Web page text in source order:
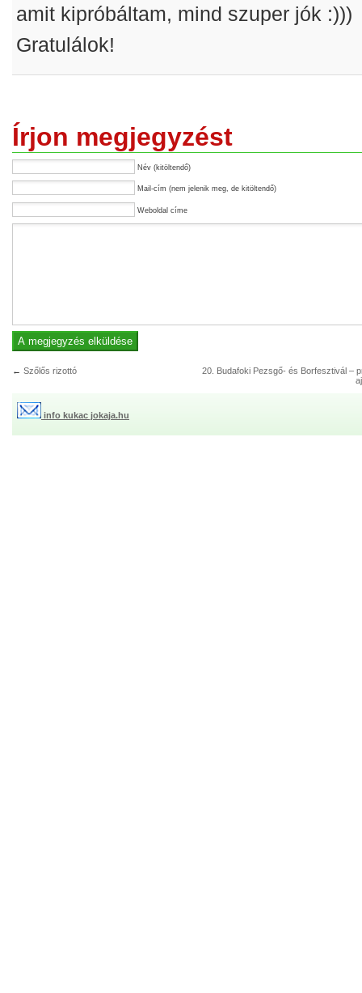
amit kipróbáltam, mind szuper jók :)))
Gratulálok!
Írjon megjegyzést
Név (kitöltendő)
Mail-cím (nem jelenik meg, de kitöltendő)
Weboldal címe
← Szőlős rizottó
20. Budafoki Pezsgő- és Borfesztivál –
info kukac jokaja.hu